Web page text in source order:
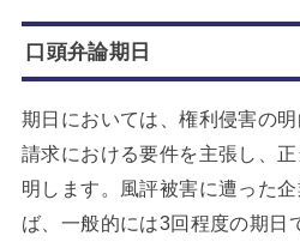
口頭弁論期日
期日においては、権利侵害の
請求における要件を主張し、
明します。風評被害に遭った
ば、一般的には3回程度の期日